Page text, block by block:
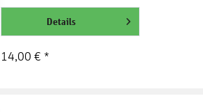
historisch gewachsene Städtelandschaft...
weiterlesenDetails
14,00 € *